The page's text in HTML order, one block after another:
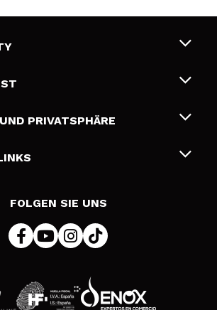
PRIVATSPHÄRE
und Datenschutz
FOLGEN SIE UNS